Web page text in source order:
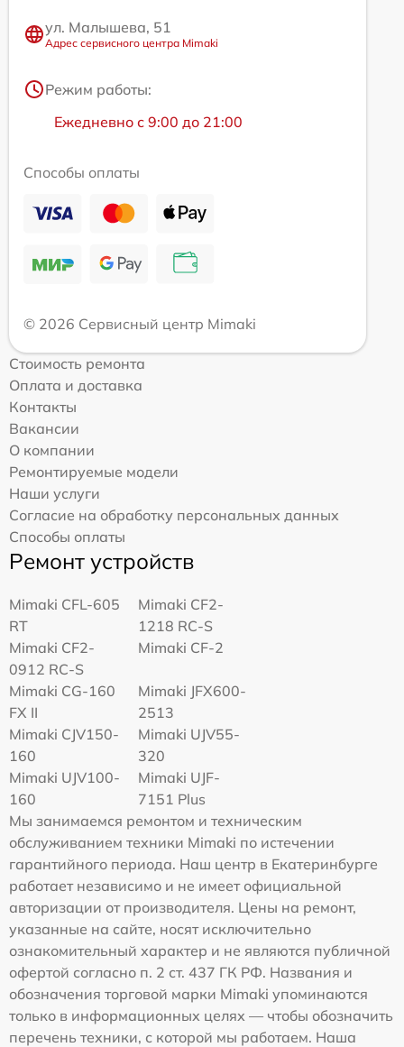
ул. Малышева, 51
Адрес сервисного центра Mimaki
Режим работы:
Ежедневно с 9:00 до 21:00
Способы оплаты
© 2026 Сервисный центр Mimaki
Стоимость ремонта
Оплата и доставка
Контакты
Вакансии
О компании
Ремонтируемые модели
Наши услуги
Согласие на обработку персональных данных
Способы оплаты
Ремонт устройств
Mimaki CFL-605
RT
Mimaki CF2-
1218 RC-S
Mimaki CF2-
0912 RC-S
Mimaki CF-2
Mimaki CG-160
FX II
Mimaki JFX600-
2513
Mimaki СJV150-
160
Mimaki UJV55-
320
Mimaki UJV100-
160
Mimaki UJF-
7151 Plus
Мы занимаемся ремонтом и техническим
обслуживанием техники Mimaki по истечении
гарантийного периода. Наш центр в Екатеринбурге
работает независимо и не имеет официальной
авторизации от производителя. Цены на ремонт,
указанные на сайте, носят исключительно
ознакомительный характер и не являются публичной
офертой согласно п. 2 ст. 437 ГК РФ. Названия и
обозначения торговой марки Mimaki упоминаются
только в информационных целях — чтобы обозначить
перечень техники, с которой мы работаем. Наша